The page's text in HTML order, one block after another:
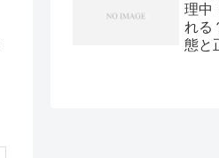
理中
れる
態と